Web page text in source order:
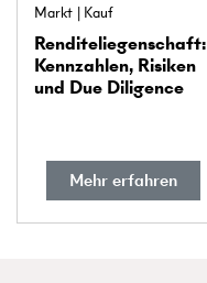
Markt Kauf
Rendite­liegenschaft:
Kennzahlen, Risiken
und Due Diligence
Mehr erfahren